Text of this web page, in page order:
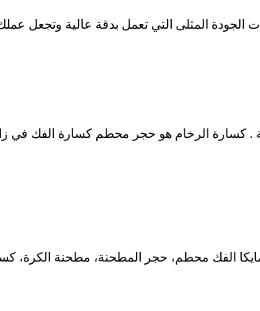
الجودة المثلى التي تعمل بدقة عالية وتجعل
الفك محطم، حجر المطحنة، مطحنة الكرة،